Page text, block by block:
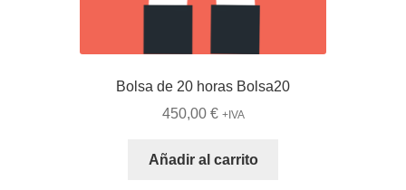
Bolsa de 20 horas Bolsa20
450,00 € +IVA
Añadir al carrito